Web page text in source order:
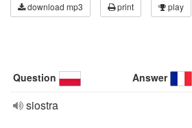
download mp3 print play
Question Answer
siostra